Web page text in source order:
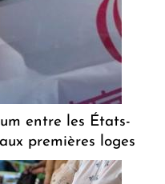
entre les États-
premières loges